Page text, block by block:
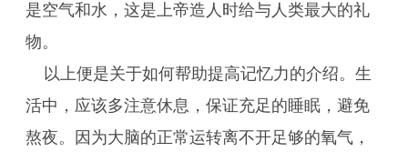
是空气和水，这是上帝造人时给与人类最大的礼
物。
以上便是关于如何帮助提高记忆力的介绍。生
活中，应该多注意休息，保证充足的睡眠，避免
熬夜。因为大脑的正常运转离不开足够的氧气，